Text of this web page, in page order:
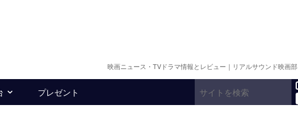
映画ニュース・TVドラマ情報とレビュー｜リアルサウンド映画部
プレゼント